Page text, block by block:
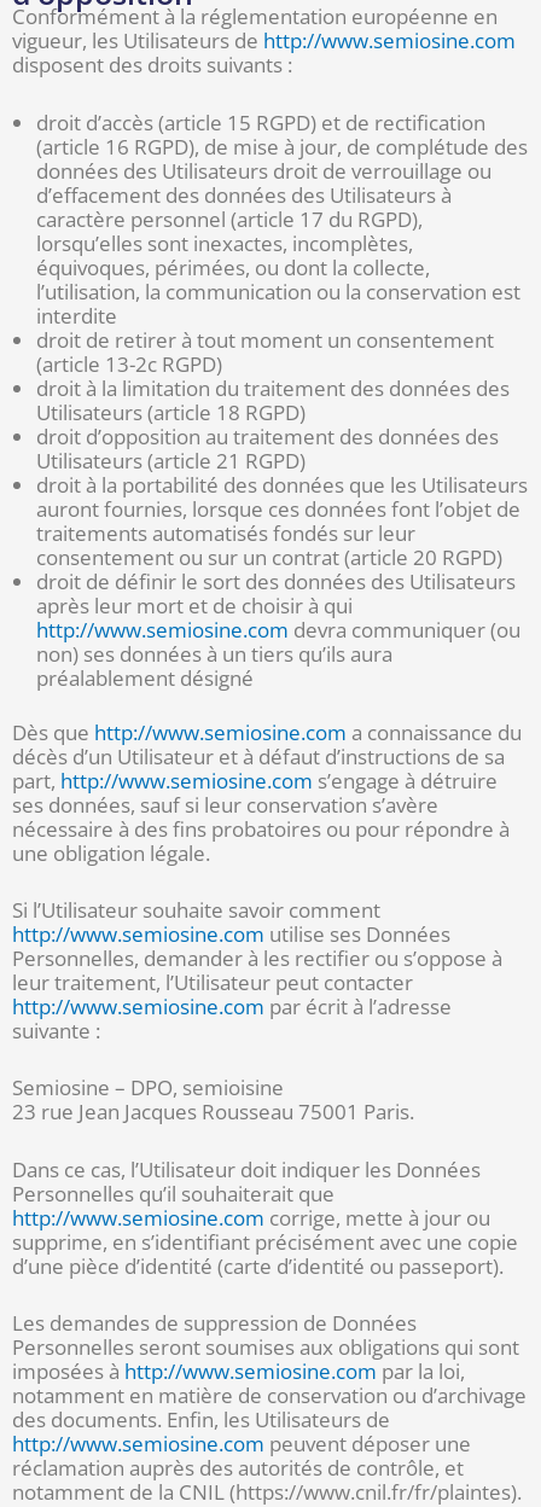
Conformément à la réglementation européenne en
vigueur, les Utilisateurs de http://www.semiosine.com
disposent des droits suivants :
droit d’accès (article 15 RGPD) et de rectification
(article 16 RGPD), de mise à jour, de complétude des
données des Utilisateurs droit de verrouillage ou
d’effacement des données des Utilisateurs à
caractère personnel (article 17 du RGPD),
lorsqu’elles sont inexactes, incomplètes,
équivoques, périmées, ou dont la collecte,
l’utilisation, la communication ou la conservation est
interdite
droit de retirer à tout moment un consentement
(article 13-2c RGPD)
droit à la limitation du traitement des données des
Utilisateurs (article 18 RGPD)
droit d’opposition au traitement des données des
Utilisateurs (article 21 RGPD)
droit à la portabilité des données que les Utilisateurs
auront fournies, lorsque ces données font l’objet de
traitements automatisés fondés sur leur
consentement ou sur un contrat (article 20 RGPD)
droit de définir le sort des données des Utilisateurs
après leur mort et de choisir à qui
http://www.semiosine.com devra communiquer (ou
non) ses données à un tiers qu’ils aura
préalablement désigné
Dès que http://www.semiosine.com a connaissance du
décès d’un Utilisateur et à défaut d’instructions de sa
part, http://www.semiosine.com s’engage à détruire
ses données, sauf si leur conservation s’avère
nécessaire à des fins probatoires ou pour répondre à
une obligation légale.
Si l’Utilisateur souhaite savoir comment
http://www.semiosine.com utilise ses Données
Personnelles, demander à les rectifier ou s’oppose à
leur traitement, l’Utilisateur peut contacter
http://www.semiosine.com par écrit à l’adresse
suivante :
Semiosine – DPO, semioisine
23 rue Jean Jacques Rousseau 75001 Paris.
Dans ce cas, l’Utilisateur doit indiquer les Données
Personnelles qu’il souhaiterait que
http://www.semiosine.com corrige, mette à jour ou
supprime, en s’identifiant précisément avec une copie
d’une pièce d’identité (carte d’identité ou passeport).
Les demandes de suppression de Données
Personnelles seront soumises aux obligations qui sont
imposées à http://www.semiosine.com par la loi,
notamment en matière de conservation ou d’archivage
des documents. Enfin, les Utilisateurs de
http://www.semiosine.com peuvent déposer une
réclamation auprès des autorités de contrôle, et
notamment de la CNIL (https://www.cnil.fr/fr/plaintes).